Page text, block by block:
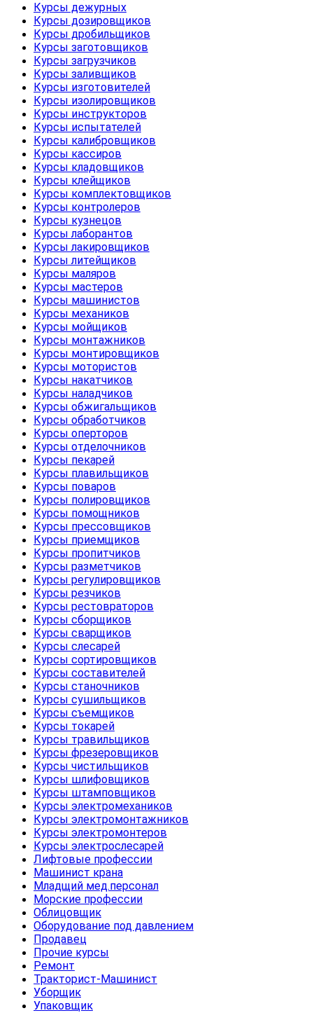
Курсы дежурных
Курсы дозировщиков
Курсы дробильщиков
Курсы заготовщиков
Курсы загрузчиков
Курсы заливщиков
Курсы изготовителей
Курсы изолировщиков
Курсы инструкторов
Курсы испытателей
Курсы калибровщиков
Курсы кассиров
Курсы кладовщиков
Курсы клейщиков
Курсы комплектовщиков
Курсы контролеров
Курсы кузнецов
Курсы лаборантов
Курсы лакировщиков
Курсы литейщиков
Курсы маляров
Курсы мастеров
Курсы машинистов
Курсы механиков
Курсы мойщиков
Курсы монтажников
Курсы монтировщиков
Курсы мотористов
Курсы накатчиков
Курсы наладчиков
Курсы обжигальщиков
Курсы обработчиков
Курсы оперторов
Курсы отделочников
Курсы пекарей
Курсы плавильщиков
Курсы поваров
Курсы полировщиков
Курсы помощников
Курсы прессовщиков
Курсы приемщиков
Курсы пропитчиков
Курсы разметчиков
Курсы регулировщиков
Курсы резчиков
Курсы рестовраторов
Курсы сборщиков
Курсы сварщиков
Курсы слесарей
Курсы сортировщиков
Курсы составителей
Курсы станочников
Курсы сушильщиков
Курсы съемщиков
Курсы токарей
Курсы травильщиков
Курсы фрезеровщиков
Курсы чистильщиков
Курсы шлифовщиков
Курсы штамповщиков
Курсы электромехаников
Курсы электромонтажников
Курсы электромонтеров
Курсы электрослесарей
Лифтовые профессии
Машинист крана
Младщий мед.персонал
Морские профессии
Облицовщик
Оборудование под давлением
Продавец
Прочие курсы
Ремонт
Тракторист-Машинист
Уборщик
Упаковщик